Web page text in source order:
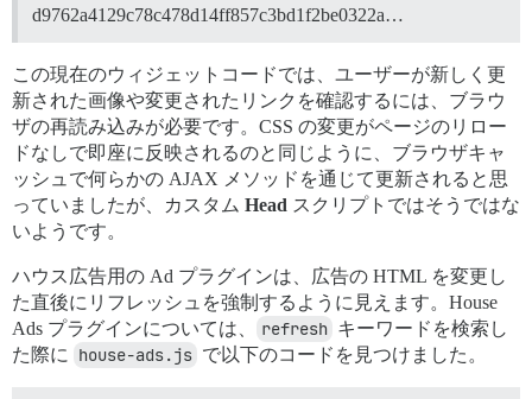
d9762a4129c78c478d14ff857c3bd1f2be0322a…
この現在のウィジェットコードでは、ユーザーが新しく更
新された画像や変更されたリンクを確認するには、ブラウ
ザの再読み込みが必要です。CSS の変更がページのリロー
ドなしで即座に反映されるのと同じように、ブラウザキャ
ッシュで何らかの AJAX メソッドを通じて更新されると思
っていましたが、カスタム Head スクリプトではそうではな
いようです。
ハウス広告用の Ad プラグインは、広告の HTML を変更し
た直後にリフレッシュを強制するように見えます。House
Ads プラグインについては、
refresh キーワードを検索し
た際に
house-ads.js で以下のコードを見つけました。